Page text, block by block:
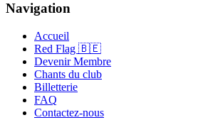
Navigation
Accueil
Red Flag 🇧🇪
Devenir Membre
Chants du club
Billetterie
FAQ
Contactez-nous